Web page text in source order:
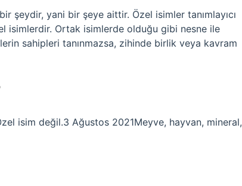
şeydir, yani bir şeye aittir. Özel isimler tanımlayıcı
isimlerdir. Ortak isimlerde olduğu gibi nesne ile
sahipleri tanınmazsa, zihinde birlik veya kavram
isim değil.3 Ağustos 2021Meyve, hayvan, mineral,